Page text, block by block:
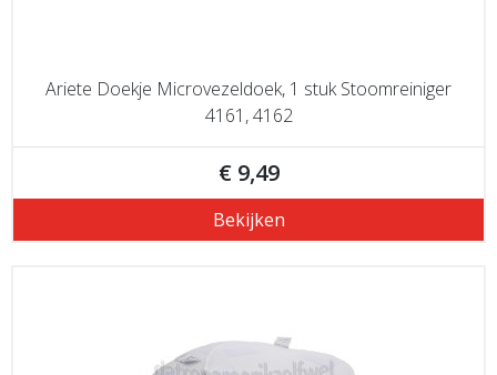
Ariete Doekje Microvezeldoek, 1 stuk Stoomreiniger
4161, 4162
€ 9,49
Bekijken